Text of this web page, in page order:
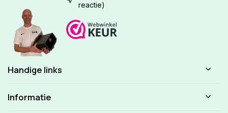
reactie)
Handige links
Informatie